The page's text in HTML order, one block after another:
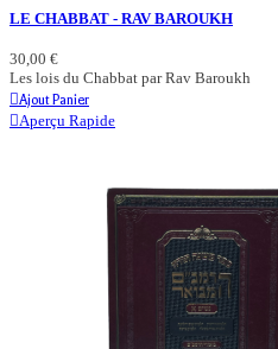
LE CHABBAT - RAV BAROUKH
30,00 €
Les lois du Chabbat par Rav Baroukh
Ajout Panier
Aperçu Rapide